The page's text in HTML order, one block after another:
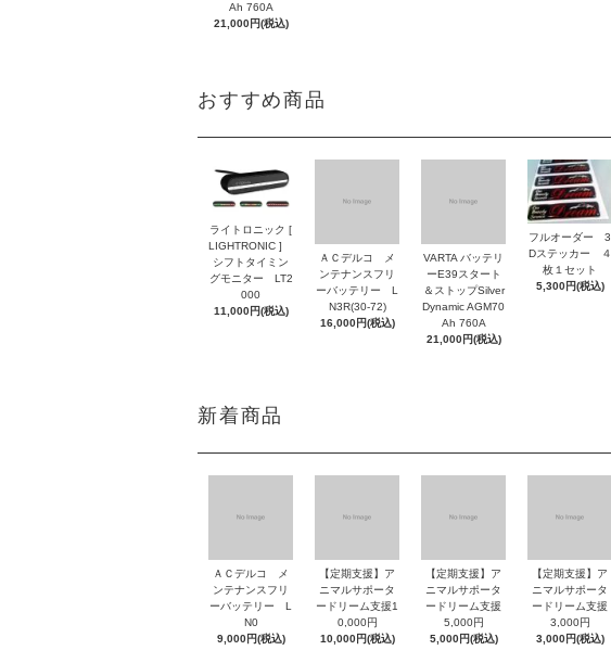
Ah 760A
21,000円(税込)
おすすめ商品
ライトロニック [
LIGHTRONIC ]
シフトタイミン
グモニター LT2
000
11,000円(税込)
ＡＣデルコ メ
ンテナンスフリ
ーバッテリー L
N3R(30-72)
16,000円(税込)
VARTA バッテリ
ーE39スタート
＆ストップSilver
Dynamic AGM70
Ah 760A
21,000円(税込)
フルオーダー 3
Dステッカー ４
枚１セット
5,300円(税込)
新着商品
ＡＣデルコ メ
ンテナンスフリ
ーバッテリー L
N0
9,000円(税込)
【定期支援】ア
ニマルサポータ
ードリーム支援1
0,000円
10,000円(税込)
【定期支援】ア
ニマルサポータ
ードリーム支援
5,000円
5,000円(税込)
【定期支援】ア
ニマルサポータ
ードリーム支援
3,000円
3,000円(税込)